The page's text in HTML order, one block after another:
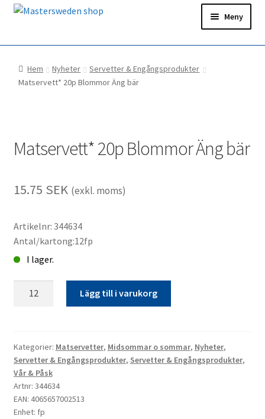
Hoppa
Hoppa
Meny
Hem
Ditt konto
Hem Nyheter
Servetter & Engångsprodukter
Matservett* 20p Blommor Äng bär
Matservett* 20p Blommor Äng bär
15.75 SEK (exkl. moms)
Artikelnr: 344634
Antal/kartong:12fp
I lager.
bär
mängd
Lägg till i varukorg
Kategorier: Matservetter, Midsommar o sommar, Nyheter,
Servetter & Engångsprodukter, Servetter & Engångsprodukter,
Vår & Påsk
Artnr: 344634
EAN: 4065657002513
Enhet: fp